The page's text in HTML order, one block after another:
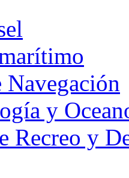
Navegación
y
Recreo y